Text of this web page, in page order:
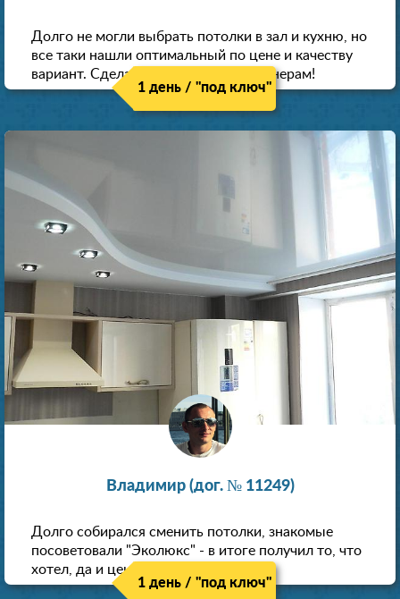
Долго не могли выбрать потолки в зал и кухню, но
все таки нашли оптимальный по цене и качеству
вариант. Сделали скидку как пенсионерам!
1 день / "под ключ"
Владимир (дог. № 11249)
Долго собирался сменить потолки, знакомые
посоветовали "Эколюкс" - в итоге получил то, что
хотел, да и цена нормальная.
1 день / "под ключ"